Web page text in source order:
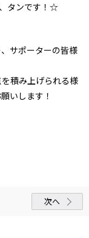
タンです！☆
サポーターの皆様
積み上げられる様
いします！
次へ